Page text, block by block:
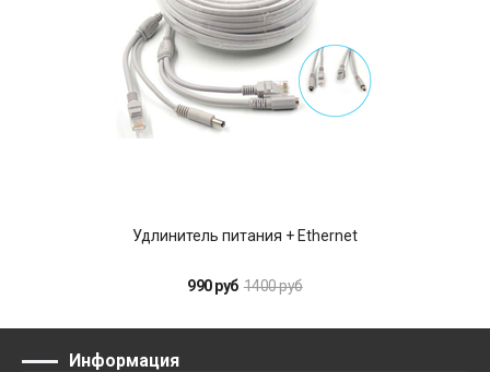
Удлинитель питания + Ethernet
990 руб 1400 руб
Информация